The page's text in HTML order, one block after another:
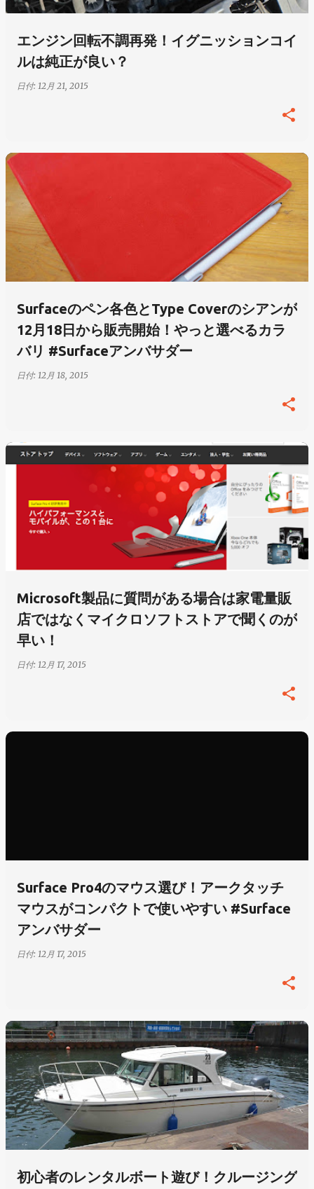
エンジン回転不調再発！イグニッションコイ
ルは純正が良い？
日付: 12月 21, 2015
Surfaceのペン各色とType Coverのシアンが
12月18日から販売開始！やっと選べるカラ
バリ #Surfaceアンバサダー
日付: 12月 18, 2015
Microsoft製品に質問がある場合は家電量販
店ではなくマイクロソフトストアで聞くのが
早い！
日付: 12月 17, 2015
Surface Pro4のマウス選び！アークタッチ
マウスがコンパクトで使いやすい #Surface
アンバサダー
日付: 12月 17, 2015
初心者のレンタルボート遊び！クルージング